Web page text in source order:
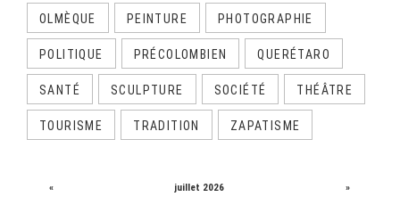
OLMÈQUE PEINTURE PHOTOGRAPHIE
POLITIQUE PRÉCOLOMBIEN QUERÉTARO
SANTÉ SCULPTURE SOCIÉTÉ THÉÂTRE
TOURISME TRADITION ZAPATISME
« juillet 2026 »